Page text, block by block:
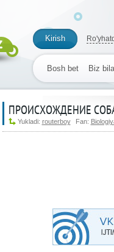
Kirish
Bosh bet Biz
ПРОИСХОЖДЕНИЕ
Yukladi: routerboy Fan: